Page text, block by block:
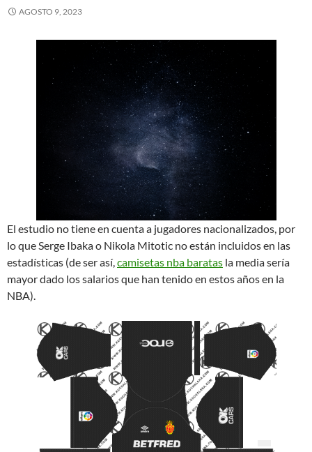
AGOSTO 9, 2023
El estudio no tiene en cuenta a jugadores nacionalizados, por
lo que Serge Ibaka o Nikola Mitotic no están incluidos en las
estadísticas (de ser así, camisetas nba baratas la media sería
mayor dado los salarios que han tenido en estos años en la
NBA).